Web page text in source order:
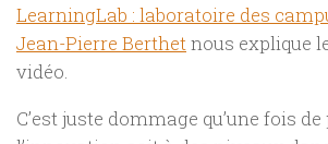
LearningLab : laboratoire des
Jean-Pierre Berthetnous explique
vidéo.
C’est juste dommage qu’une fois de